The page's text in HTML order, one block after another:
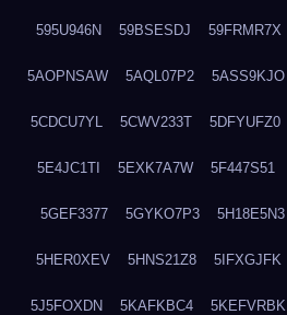
595U946N 59BSESDJ 59FRMR7X
5AOPNSAW 5AQL07P2 5ASS9KJO
5CDCU7YL 5CWV233T 5DFYUFZ0
5E4JC1TI 5EXK7A7W 5F447S51
5GEF3377 5GYKO7P3 5H18E5N3
5HER0XEV 5HNS21Z8 5IFXGJFK
5J5FOXDN 5KAFKBC4 5KEFVRBK